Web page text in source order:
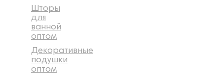
Шторы
для
ванной
оптом
Декоративные
подушки
оптом